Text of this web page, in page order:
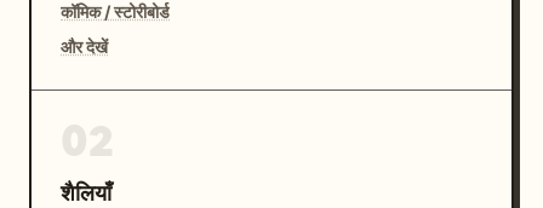
कॉमिक / स्टोरीबोर्ड
और देखें
शैलियाँ